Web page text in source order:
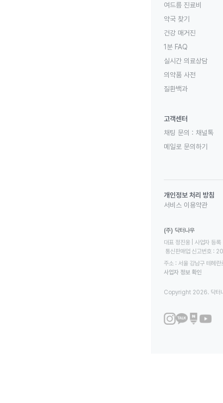
여드름 진료비
약국 찾기
건강 매거진
1분 FAQ
실시간 의료상담
의약품 사전
질환백과
고객센터
채팅 문의 : 채널톡
메일로 문의하기
개인정보 처리 방침
서비스 이용약관
(주) 닥터나우
대표 정진웅 | 사업자
통신판매업 신고번호
주소 : 서울 강남구 테헤
사업자 정보 확인
Copyright 2026. 닥터